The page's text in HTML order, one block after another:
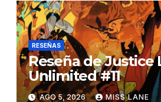
RESEÑAS
Reseña de Justice
Unlimited #11
AGO 5, 2026 MISS LANE